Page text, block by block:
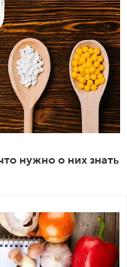
нужно о них знать